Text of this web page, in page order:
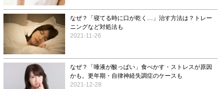
なぜ？「寝てる時に口が乾く…」治す方法は？トレー
ニングなど対処法も
2021-11-26
なぜ？「唾液が酸っぱい」食べかす・ストレスが原因
かも。更年期・自律神経失調症のケースも
2021-12-28